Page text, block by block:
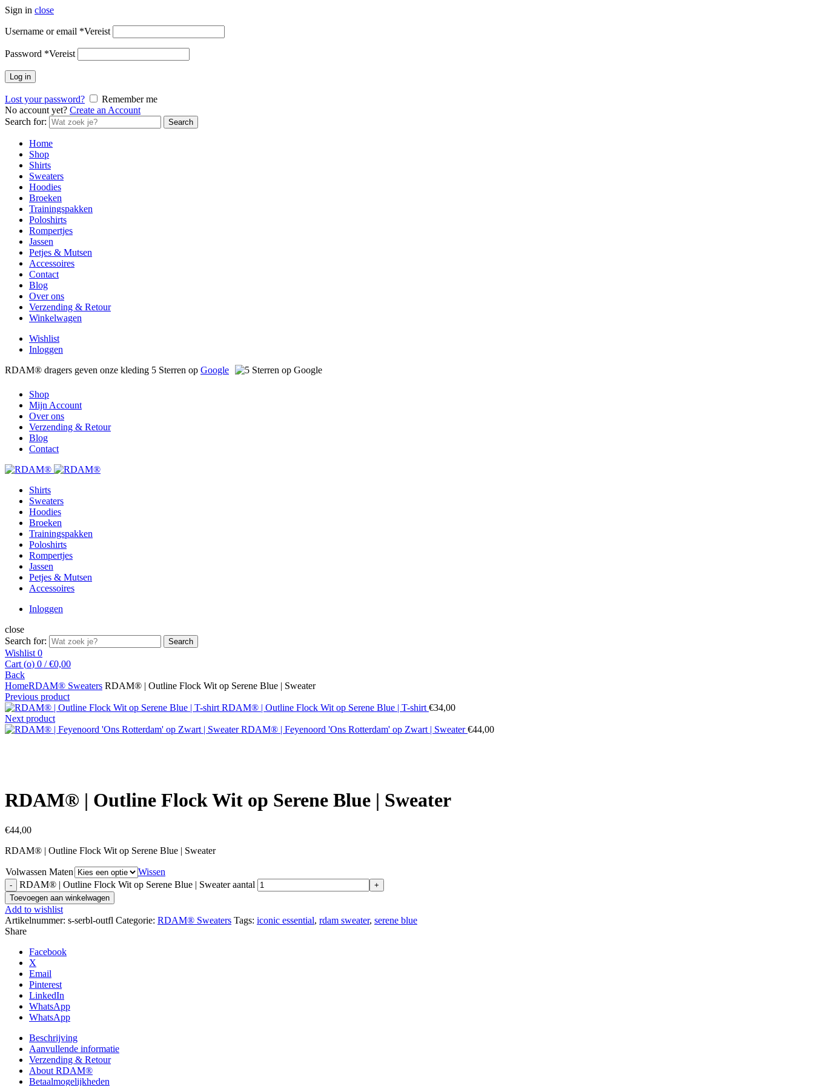
Sign in close
Username or email *Vereist
Password *Vereist
Log in
Lost your password?
Remember me
No account yet? Create an Account
Search for:
Search
Home
Shop
Shirts
Sweaters
Hoodies
Broeken
Trainingspakken
Poloshirts
Rompertjes
Jassen
Petjes & Mutsen
Accessoires
Contact
Blog
Over ons
Verzending & Retour
Winkelwagen
Wishlist
Inloggen
RDAM® dragers geven onze kleding 5 Sterren op Google
Shop
Mijn Account
Over ons
Verzending & Retour
Blog
Contact
Shirts
Sweaters
Hoodies
Broeken
Trainingspakken
Poloshirts
Rompertjes
Jassen
Petjes & Mutsen
Accessoires
Inloggen
close
Search for:
Search
Wishlist 0
Cart (o) 0 / €0,00
Back
HomeRDAM® Sweaters RDAM® | Outline Flock Wit op Serene Blue | Sweater
Previous product
RDAM® | Outline Flock Wit op Serene Blue | T-shirt €34,00
Next product
RDAM® | Feyenoord 'Ons Rotterdam' op Zwart | Sweater€44,00
RDAM® | Outline Flock Wit op Serene Blue | Sweater
€44,00
RDAM® | Outline Flock Wit op Serene Blue | Sweater
Volwassen Maten
Wissen
RDAM® | Outline Flock Wit op Serene Blue | Sweater aantal
Toevoegen aan winkelwagen
Add to wishlist
Artikelnummer: s-serbl-outfl Categorie: RDAM® Sweaters Tags: iconic essential, rdam sweater, serene blue
Share
Facebook
X
Email
Pinterest
LinkedIn
WhatsApp
WhatsApp
Beschrijving
Aanvullende informatie
Verzending & Retour
About RDAM®
Betaalmogelijkheden